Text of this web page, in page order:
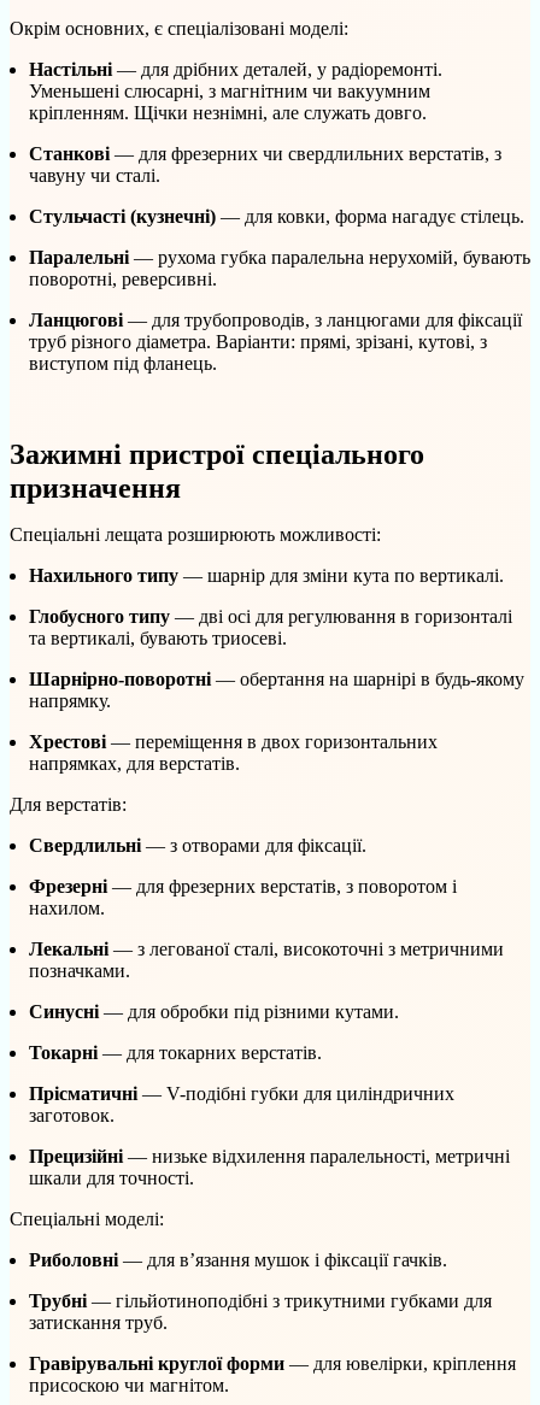
Окрім основних, є спеціалізовані моделі:
Настільні — для дрібних деталей, у радіоремонті.
Уменьшені слюсарні, з магнітним чи вакуумним
кріпленням. Щічки незнімні, але служать довго.
Станкові — для фрезерних чи свердлильних верстатів, з
чавуну чи сталі.
Стульчасті (кузнечні) — для ковки, форма нагадує стілець.
Паралельні — рухома губка паралельна нерухомій, бувають
поворотні, реверсивні.
Ланцюгові — для трубопроводів, з ланцюгами для фіксації
труб різного діаметра. Варіанти: прямі, зрізані, кутові, з
виступом під фланець.
Зажимні пристрої спеціального
призначення
Спеціальні лещата розширюють можливості:
Нахильного типу — шарнір для зміни кута по вертикалі.
Глобусного типу — дві осі для регулювання в горизонталі
та вертикалі, бувають триосеві.
Шарнірно-поворотні — обертання на шарнірі в будь-якому
напрямку.
Хрестові — переміщення в двох горизонтальних
напрямках, для верстатів.
Для верстатів:
Свердлильні — з отворами для фіксації.
Фрезерні — для фрезерних верстатів, з поворотом і
нахилом.
Лекальні — з легованої сталі, високоточні з метричними
позначками.
Синусні — для обробки під різними кутами.
Токарні — для токарних верстатів.
Прісматичні — V-подібні губки для циліндричних
заготовок.
Прецизійні — низьке відхилення паралельності, метричні
шкали для точності.
Спеціальні моделі:
Риболовні — для в’язання мушок і фіксації гачків.
Трубні — гільйотиноподібні з трикутними губками для
затискання труб.
Гравірувальні круглої форми — для ювелірки, кріплення
присоскою чи магнітом.